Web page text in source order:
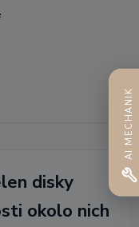
disky
okolo nich
AI MECHANIK